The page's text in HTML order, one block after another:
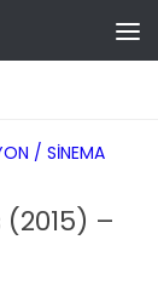
/ SINEMA
–